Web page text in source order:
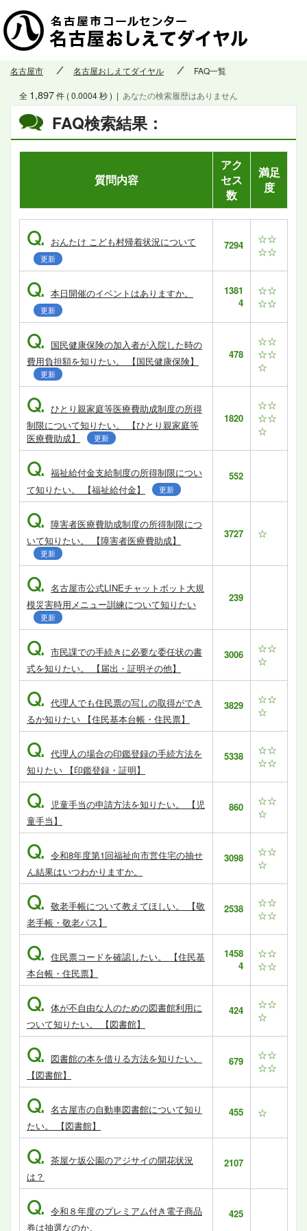
名古屋市 名古屋おしえてダイヤル FAQ一覧
FAQ検索結果：
全 1,897件 ( 0.0004 秒 ) | あなたの検索履歴はありません
質問内容
アク
セス
数
満足
度
Q. おんたけ こども村帰着状況について
更新
7294
☆☆
☆☆
Q. 本日開催のイベントはありますか。
更新
1381
4
☆☆
☆☆
Q. 国民健康保険の加入者が入院した時の
費用負担額を知りたい。 【国民健康保険】
更新
478
☆☆
☆☆
☆
Q. ひとり親家庭等医療費助成制度の所得
制限について知りたい。 【ひとり親家庭等
医療費助成】
更新
1820
☆☆
☆☆
☆
Q. 福祉給付金支給制度の所得制限につい
て知りたい。 【福祉給付金】
更新
552
Q. 障害者医療費助成制度の所得制限につ
いて知りたい。 【障害者医療費助成】
更新
3727 ☆
Q. 名古屋市公式LINEチャットボット大規
模災害時用メニュー訓練について知りたい
更新
239
Q. 市民課での手続きに必要な委任状の書
式を知りたい。 【届出・証明その他】
3006
☆☆
☆
Q. 代理人でも住民票の写しの取得ができ
るか知りたい 【住民基本台帳・住民票】
3829
☆☆
☆
Q. 代理人の場合の印鑑登録の手続方法を
知りたい 【印鑑登録・証明】
5338
☆☆
☆☆
Q.
児童手当の申請方法を知りたい。 【児
童手当】
860
☆☆
☆
Q. 令和8年度第1回福祉向市営住宅の抽せ
ん結果はいつわかりますか。
3098
☆☆
☆
Q. 敬老手帳について教えてほしい。 【敬
老手帳・敬老パス】
2538
☆☆
☆☆
Q. 住民票コードを確認したい。 【住民基
本台帳・住民票】
1458
4
☆☆
☆☆
Q. 体が不自由な人のための図書館利用に
ついて知りたい。 【図書館】
424
☆☆
☆
Q. 図書館の本を借りる方法を知りたい。
【図書館】
679
☆☆
☆☆
Q. 名古屋市の自動車図書館について知り
たい。 【図書館】
455 ☆
Q. 茶屋ケ坂公園のアジサイの開花状況
は？
2107
Q. 令和８年度のプレミアム付き電子商品
券は抽選なのか。
425